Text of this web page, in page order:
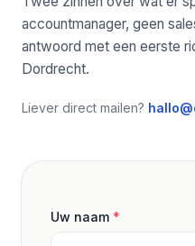
accountmanager, geen
antwoord met een eerste
Dordrecht.
Liever direct mailen?
Uw naam *